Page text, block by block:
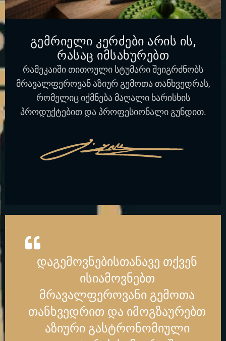
გემრიელი კერძები არის ის,
რასაც იმსახურებთ
რამეკაიში თითოული სტუმარი შეიგრძნობს
მრავალფეროვან აზიურ გემოთა თანხვედრას,
რომელიც იქმნება მაღალი ხარისხის
პროდუქტებით და პროფესიონალი გუნდით.
დაგემოვნებისთანავე თქვენ
ისიამოვნებთ
მრავალფეროვანი გემოთა
თანხვედრით და იმოგზაურებთ
აზიური გასტრონომიული